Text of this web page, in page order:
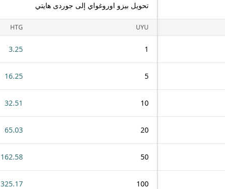
تحويل بيزو اوروغواي إلى جوردى هايتي
UYU
HTG
1
3.25
5
16.25
10
32.51
20
65.03
50
162.58
100
325.17